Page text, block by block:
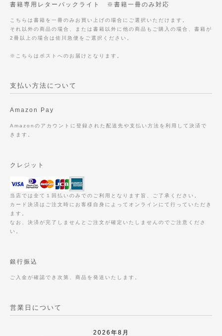
書籍専用レターパックライト ※書籍一冊のみ対応
こちらは書籍を一冊のみお買い上げの場合にご選択いただけます。
それ以外の商品の場合、または書籍以外に他の商品もご購入の場合、書籍が
2冊以上の場合は佐川急便をご選択ください。
※こちらはポストへのお届けとなります。
支払い方法について
Amazon Pay
Amazonのアカウントに登録された配送先や支払い方法を利用して決済で
きます。
クレジット
当店では全て１回払いのみでのご利用となります旨、ご了承ください。
カード決済はご注文時にお客様自身によってオンラインにて行っていただき
ます。
なお、決済が完了しませんとご注文が確定いたしませんのでご注意くださ
い。
銀行振込
ご入金が確認でき次第、商品を発送いたします。
営業日について
2026年8月